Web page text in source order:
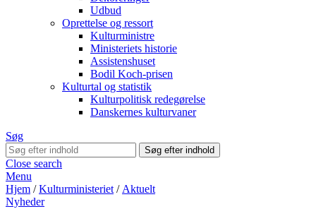
Udbud
Oprettelse og ressort
Kulturministre
Ministeriets historie
Assistenshuset
Bodil Koch-prisen
Kulturtal og statistik
Kulturpolitisk redegørelse
Danskernes kulturvaner
Søg
Close search
Menu
Hjem /Kulturministeriet / Aktuelt
Nyheder